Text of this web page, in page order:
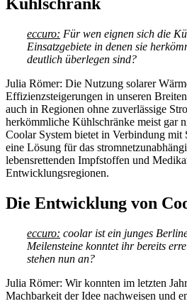
Kühlschrank
eccuro: Für wen eignen sich die
Einsatzgebiete in denen sie
deutlich überlegen sind?
Julia Römer: Die Nutzung solarer
Effizienzsteigerungen in unseren
auch in Regionen ohne zuverlässige
herkömmliche Kühlschränke meist gar
Coolar System bietet in Verbindung mit
eine Lösung für das
lebensrettenden Impfstoffen und
Entwicklungsregionen.
Die Entwicklung von
eccuro: coolar ist ein junges
Meilensteine konntet ihr bereits
stehen nun an?
Julia Römer: Wir konnten im letzten
Machbarkeit der Idee nachweisen und